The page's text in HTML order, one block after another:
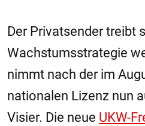
Der Privatsender treibt
Wachstumsstrategie
nimmt nach der im
nationalen Lizenz nun
Visier. Die neue UKW-